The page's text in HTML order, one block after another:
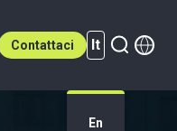
Contattaci It
It (active)
En